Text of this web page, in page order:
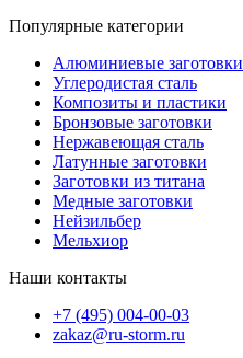
Популярные категории
Алюминиевые заготовки
Углеродистая сталь
Композиты и пластики
Бронзовые заготовки
Нержавеющая сталь
Латунные заготовки
Заготовки из титана
Медные заготовки
Нейзильбер
Мельхиор
Наши контакты
+7 (495) 004-00-03
zakaz@ru-storm.ru